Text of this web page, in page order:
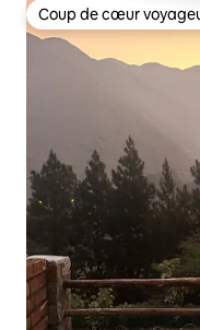
Coup de cœur
Coup de cœur